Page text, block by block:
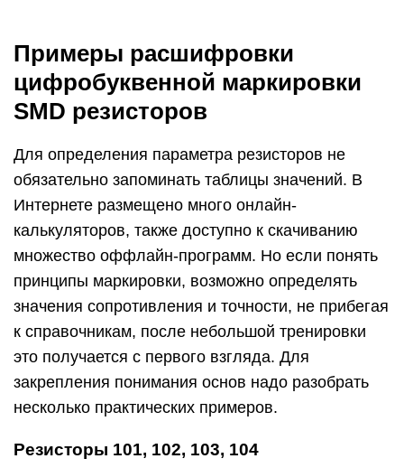
Примеры расшифровки
цифробуквенной маркировки
SMD резисторов
Для определения параметра резисторов не
обязательно запоминать таблицы значений. В
Интернете размещено много онлайн-
калькуляторов, также доступно к скачиванию
множество оффлайн-программ. Но если понять
принципы маркировки, возможно определять
значения сопротивления и точности, не прибегая
к справочникам, после небольшой тренировки
это получается с первого взгляда. Для
закрепления понимания основ надо разобрать
несколько практических примеров.
Резисторы 101, 102, 103, 104